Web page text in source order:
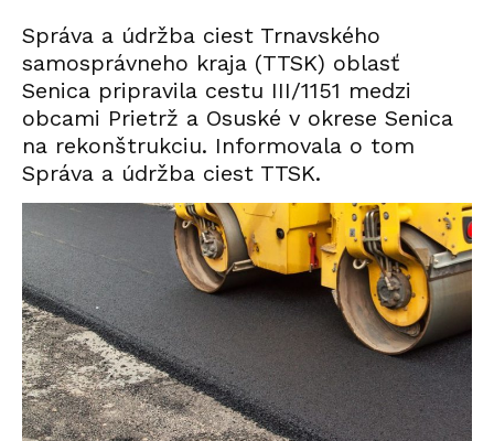
Správa a údržba ciest Trnavského
samosprávneho kraja (TTSK) oblasť
Senica pripravila cestu III/1151 medzi
obcami Prietrž a Osuské v okrese Senica
na rekonštrukciu. Informovala o tom
Správa a údržba ciest TTSK.